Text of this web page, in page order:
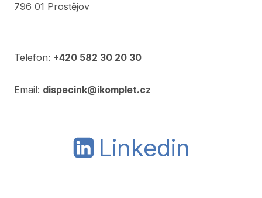
796 01 Prostějov
Telefon: +420 582 30 20 30
Email: dispecink@ikomplet.cz
Linkedin